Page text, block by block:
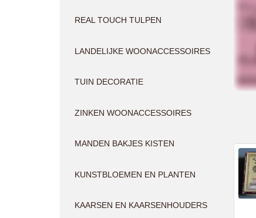
REAL TOUCH TULPEN
LANDELIJKE WOONACCESSOIRES
TUIN DECORATIE
ZINKEN WOONACCESSOIRES
MANDEN BAKJES KISTEN
KUNSTBLOEMEN EN PLANTEN
KAARSEN EN KAARSENHOUDERS